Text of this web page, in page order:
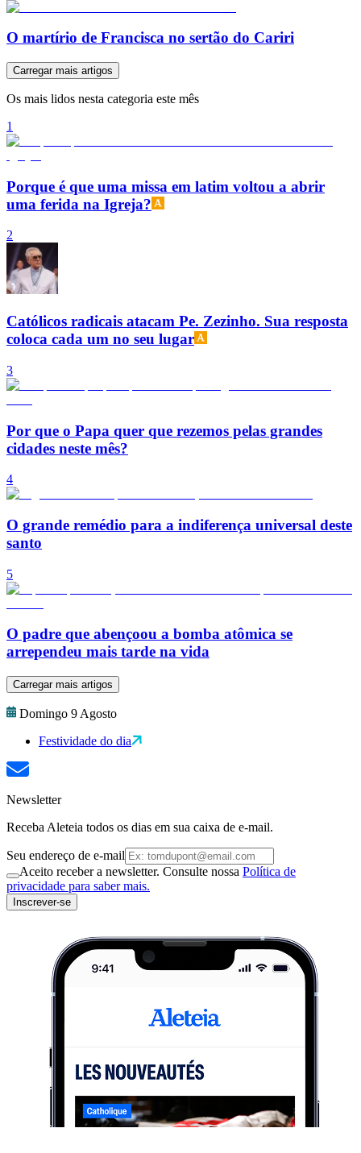
O martírio de Francisca no sertão do Cariri
Carregar mais artigos
Os mais lidos nesta categoria este mês
1
Porque é que uma missa em latim voltou a abrir
uma ferida na Igreja?
2
Católicos radicais atacam Pe. Zezinho. Sua resposta
coloca cada um no seu lugar
3
Por que o Papa quer que rezemos pelas grandes
cidades neste mês?
4
O grande remédio para a indiferença universal deste
santo
5
O padre que abençoou a bomba atômica se
arrependeu mais tarde na vida
Carregar mais artigos
Domingo 9 Agosto
Festividade do dia
Newsletter
Receba Aleteia todos os dias em sua caixa de e-mail.
Seu endereço de e-mail
Aceito receber a newsletter. Consulte nossa Política de
privacidade para saber mais.
Inscrever-se